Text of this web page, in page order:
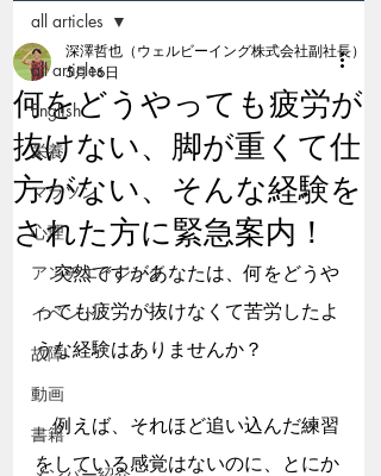
all articles
English
栄養
マラソン
心理
アンチエイジング
イベント
故障
動画
書籍
all articles
何をどうやっても疲労が
抜けない、脚が重くて仕
方がない、そんな経験を
された方に緊急案内！
深澤哲也（ウェルビーイング株式会社副社長）
5月16日
突然ですがあなたは、何をどうや
っても疲労が抜けなくて苦労したよ
うな経験はありませんか？
例えば、それほど追い込んだ練習
をしている感覚はないのに、とにか